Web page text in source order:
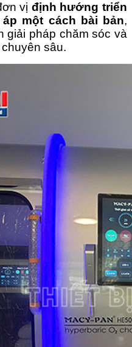
vị định hướng triển
một cách bài bản,
giải pháp chăm sóc và
sâu.